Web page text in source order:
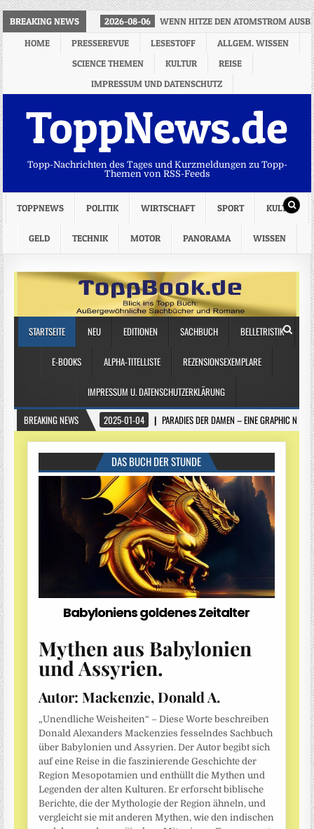
BREAKING NEWS 2026-08-06
WENN HITZE DEN ATOMSTROM
HOME
PRESSEREVUE LESESTOFF
ALLGEM. WISSEN
SCIENCE THEMEN
KULTUR
REISE
IMPRESSUM UND DATENSCHUTZ
ToppNews.de
Topp-Nachrichten des Tages und Kurzmeldungen zu Topp-
Themen von RSS-Feeds
TOPPNEWS POLITIK WIRTSCHAFT SPORT KULTUR
GELD TECHNIK MOTOR PANORAMA WISSEN